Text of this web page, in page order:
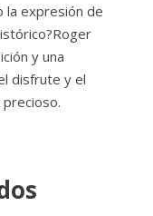
la expresión de
y una
disfrute y el